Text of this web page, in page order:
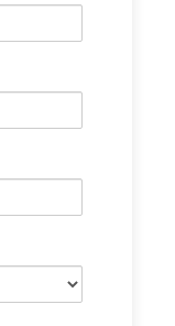
engagieren,